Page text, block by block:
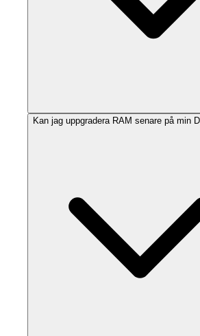
Kan jag uppgradera RAM senare på min